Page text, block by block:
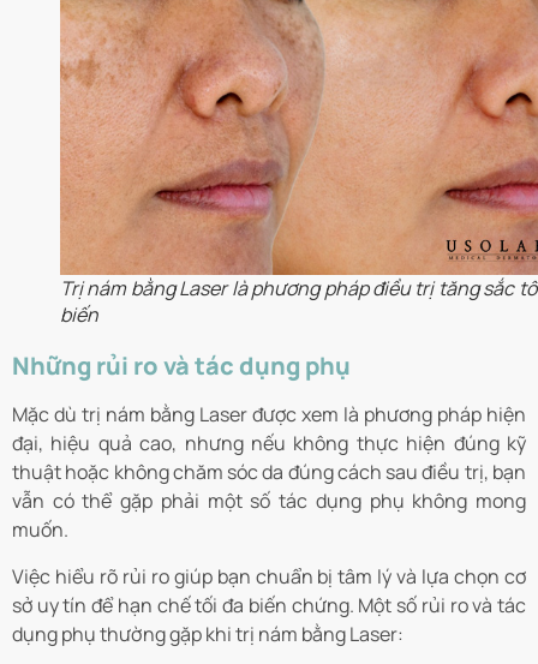
Trị nám bằng Laser là phương pháp điều trị tăng sắc
biến
Những rủi ro và tác dụng phụ
Mặc dù trị nám bằng Laser được xem là phương pháp hiện
đại, hiệu quả cao, nhưng nếu không thực hiện đúng kỹ
thuật hoặc không chăm sóc da đúng cách sau điều trị, bạn
vẫn có thể gặp phải một số tác dụng phụ không mong
muốn.
Việc hiểu rõ rủi ro giúp bạn chuẩn bị tâm lý và lựa chọn cơ
sở uy tín để hạn chế tối đa biến chứng. Một số rủi ro và tác
dụng phụ thường gặp khi trị nám bằng Laser: